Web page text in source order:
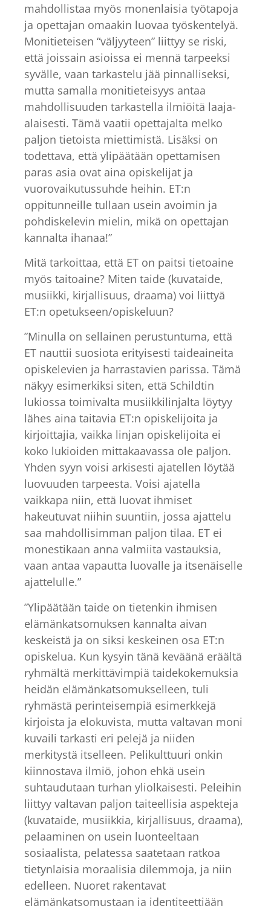
mahdollistaa myös monenlaisia työtapoja
ja opettajan omaakin luovaa työskentelyä.
Monitieteisen “väljyyteen” liittyy se riski,
että joissain asioissa ei mennä tarpeeksi
syvälle, vaan tarkastelu jää pinnalliseksi,
mutta samalla monitieteisyys antaa
mahdollisuuden tarkastella ilmiöitä laaja-
alaisesti. Tämä vaatii opettajalta melko
paljon tietoista miettimistä. Lisäksi on
todettava, että ylipäätään opettamisen
paras asia ovat aina opiskelijat ja
vuorovaikutussuhde heihin. ET:n
oppitunneille tullaan usein avoimin ja
pohdiskelevin mielin, mikä on opettajan
kannalta ihanaa!”
Mitä tarkoittaa, että ET on paitsi tietoaine
myös taitoaine? Miten taide (kuvataide,
musiikki, kirjallisuus, draama) voi liittyä
ET:n opetukseen/opiskeluun?
”Minulla on sellainen perustuntuma, että
ET nauttii suosiota erityisesti taideaineita
opiskelevien ja harrastavien parissa. Tämä
näkyy esimerkiksi siten, että Schildtin
lukiossa toimivalta musiikkilinjalta löytyy
lähes aina taitavia ET:n opiskelijoita ja
kirjoittajia, vaikka linjan opiskelijoita ei
koko lukioiden mittakaavassa ole paljon.
Yhden syyn voisi arkisesti ajatellen löytää
luovuuden tarpeesta. Voisi ajatella
vaikkapa niin, että luovat ihmiset
hakeutuvat niihin suuntiin, jossa ajattelu
saa mahdollisimman paljon tilaa. ET ei
monestikaan anna valmiita vastauksia,
vaan antaa vapautta luovalle ja itsenäiselle
ajattelulle.”
”Ylipäätään taide on tietenkin ihmisen
elämänkatsomuksen kannalta aivan
keskeistä ja on siksi keskeinen osa ET:n
opiskelua. Kun kysyin tänä keväänä eräältä
ryhmältä merkittävimpiä taidekokemuksia
heidän elämänkatsomukselleen, tuli
ryhmästä perinteisempiä esimerkkejä
kirjoista ja elokuvista, mutta valtavan moni
kuvaili tarkasti eri pelejä ja niiden
merkitystä itselleen. Pelikulttuuri onkin
kiinnostava ilmiö, johon ehkä usein
suhtaudutaan turhan yliolkaisesti. Peleihin
liittyy valtavan paljon taiteellisia aspekteja
(kuvataide, musiikkia, kirjallisuus, draama),
pelaaminen on usein luonteeltaan
sosiaalista, pelatessa saatetaan ratkoa
tietynlaisia moraalisia dilemmoja, ja niin
edelleen. Nuoret rakentavat
elämänkatsomustaan ja identiteettiään